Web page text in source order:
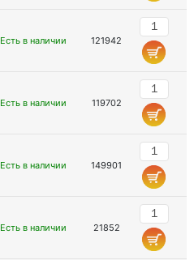
Есть в наличии 121942
Есть в наличии 119702
Есть в наличии 149901
Есть в наличии 21852